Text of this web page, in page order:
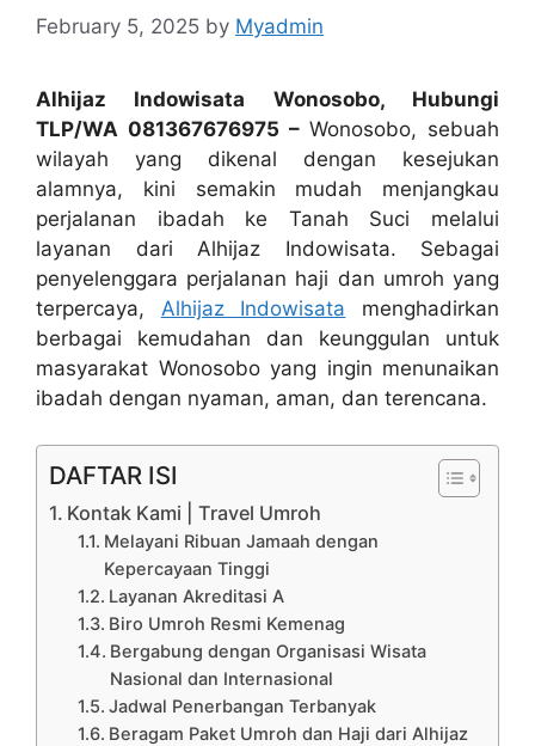
February 5, 2025 by Myadmin
Alhijaz Indowisata Wonosobo, Hubungi
TLP/WA 081367676975 – Wonosobo, sebuah
wilayah yang dikenal dengan kesejukan
alamnya, kini semakin mudah menjangkau
perjalanan ibadah ke Tanah Suci melalui
layanan dari Alhijaz Indowisata. Sebagai
penyelenggara perjalanan haji dan umroh yang
terpercaya, Alhijaz Indowisata menghadirkan
berbagai kemudahan dan keunggulan untuk
masyarakat Wonosobo yang ingin menunaikan
ibadah dengan nyaman, aman, dan terencana.
DAFTAR ISI
Kontak Kami | Travel Umroh
Melayani Ribuan Jamaah dengan
Kepercayaan Tinggi
Layanan Akreditasi A
Biro Umroh Resmi Kemenag
Bergabung dengan Organisasi Wisata
Nasional dan Internasional
Jadwal Penerbangan Terbanyak
Beragam Paket Umroh dan Haji dari Alhijaz